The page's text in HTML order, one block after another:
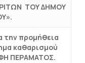
ΤΟΥ ΔΗΜΟΥ
την προμήθεια
καθαρισμού
ΠΕΡΑΜΑΤΟΣ.